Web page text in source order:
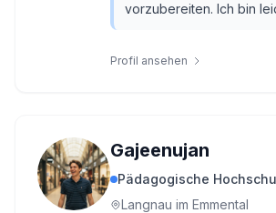
vorzubereiten. Ich bin
Profil ansehen
Gajeenujan
Pädagogische
Langnau im Emmental